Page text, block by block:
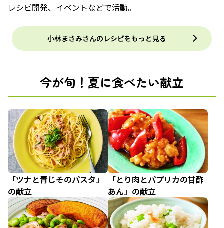
レシピ開発、イベントなどで活動。
小林まさみさんのレシピをもっと見る
今が旬！夏に食べたい献立
「ツナと青じそのパスタ」
の献立
「とり肉とパプリカの甘酢
あん」の献立